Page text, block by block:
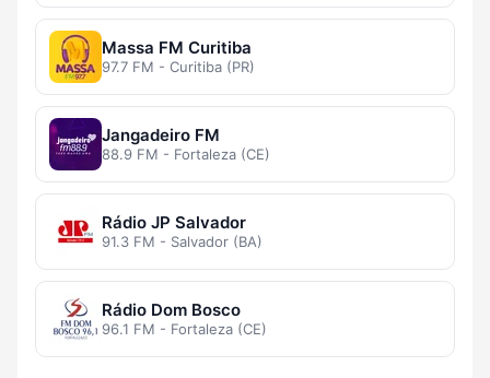
Massa FM Curitiba
97.7 FM - Curitiba (PR)
Jangadeiro FM
88.9 FM - Fortaleza (CE)
Rádio JP Salvador
91.3 FM - Salvador (BA)
Rádio Dom Bosco
96.1 FM - Fortaleza (CE)